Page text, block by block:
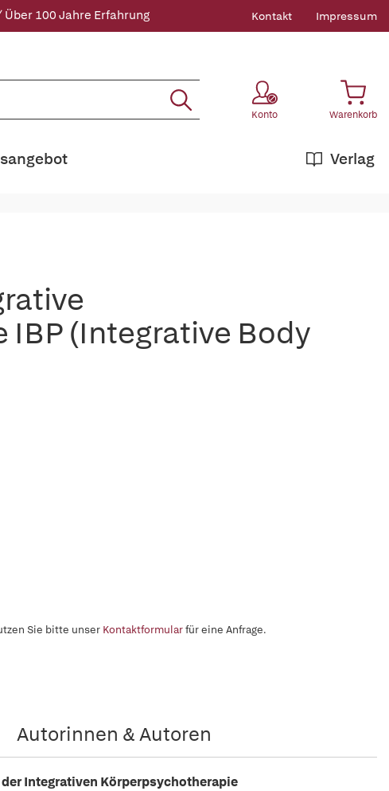
Über 100 Jahre Erfahrung Kontakt Impressum
Konto Warenkorb
Verlag
(Integrative Body
Sie bitte unser Kontaktformularfür eine Anfrage.
Autorinnen & Autoren
Integrativen Körperpsychotherapie